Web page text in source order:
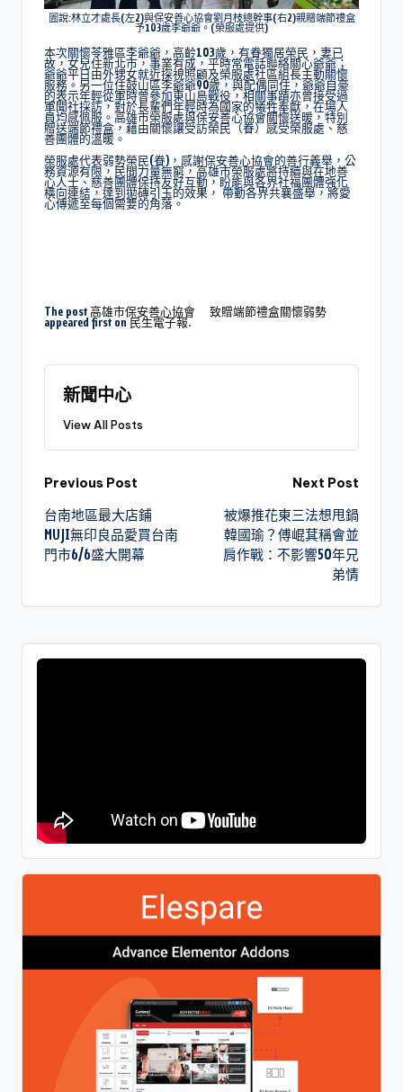
圖說:林立才處長(左2)與保安善心協會劉月枝總幹事(右2)親贈端節禮盒
予103歲李爺爺。(榮服處提供)
本次關懷苓雅區李爺爺，高齡103歲，有眷獨居榮民，妻已
故，女兒住新北市，事業有成，平時常電話聯絡關心爺爺；
爺爺平日由外甥女就近探視照顧及榮服處社區組長主動關懷
服務。另一位住鼓山區李爺爺90歲，與配偶同住，爺爺自豪
的表示年輕從軍時曾參加東山島戰役，相關事蹟亦曾接受過
軍聞社採訪，對於長輩們年輕時為國家的犧牲奉獻，在場人
員均感佩服。高雄市榮服處與保安善心協會關懷送暖，特別
贈送端節禮盒，藉由關懷讓受訪榮民（眷）感受榮服處、慈
善團體的溫暖。
榮服處代表弱勢榮民(眷)，感謝保安善心協會的善行義舉，公
務資源有限，民間力量無窮，高雄市榮服處將持續與在地善
心人士、慈善團體保持友好互動，盼能與各界社福團體強化
橫向連結，達到拋磚引玉的效果， 帶動各界共襄盛舉，將愛
心傳遞至每個需要的角落。
The post高雄市保安善心協會 致贈端節禮盒關懷弱勢
appeared first on民生電子報.
新聞中心
View All Posts
Previous Post
台南地區最大店鋪
MUJI無印良品愛買台南
門市6/6盛大開幕
Next Post
被爆推花東三法想甩鍋
韓國瑜？傅崐萁稱會並
肩作戰：不影響50年兄
弟情